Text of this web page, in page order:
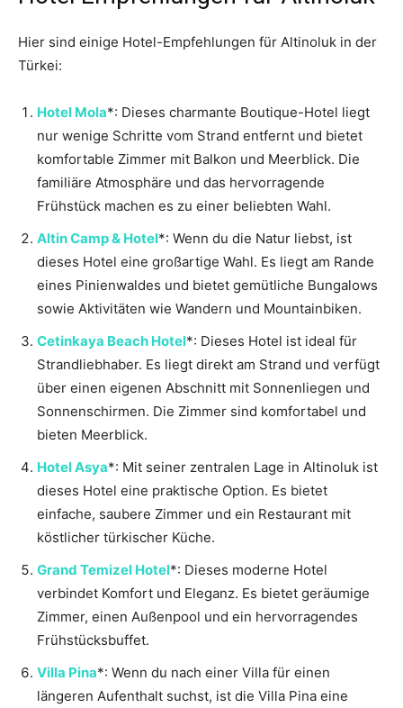
Hier sind einige Hotel-Empfehlungen für Altinoluk in der
Türkei:
Hotel Mola*: Dieses charmante Boutique-Hotel liegt
nur wenige Schritte vom Strand entfernt und bietet
komfortable Zimmer mit Balkon und Meerblick. Die
familiäre Atmosphäre und das hervorragende
Frühstück machen es zu einer beliebten Wahl.
Altin Camp & Hotel*: Wenn du die Natur liebst, ist
dieses Hotel eine großartige Wahl. Es liegt am Rande
eines Pinienwaldes und bietet gemütliche Bungalows
sowie Aktivitäten wie Wandern und Mountainbiken.
Cetinkaya Beach Hotel*: Dieses Hotel ist ideal für
Strandliebhaber. Es liegt direkt am Strand und verfügt
über einen eigenen Abschnitt mit Sonnenliegen und
Sonnenschirmen. Die Zimmer sind komfortabel und
bieten Meerblick.
Hotel Asya*: Mit seiner zentralen Lage in Altinoluk ist
dieses Hotel eine praktische Option. Es bietet
einfache, saubere Zimmer und ein Restaurant mit
köstlicher türkischer Küche.
Grand Temizel Hotel*: Dieses moderne Hotel
verbindet Komfort und Eleganz. Es bietet geräumige
Zimmer, einen Außenpool und ein hervorragendes
Frühstücksbuffet.
Villa Pina*: Wenn du nach einer Villa für einen
längeren Aufenthalt suchst, ist die Villa Pina eine